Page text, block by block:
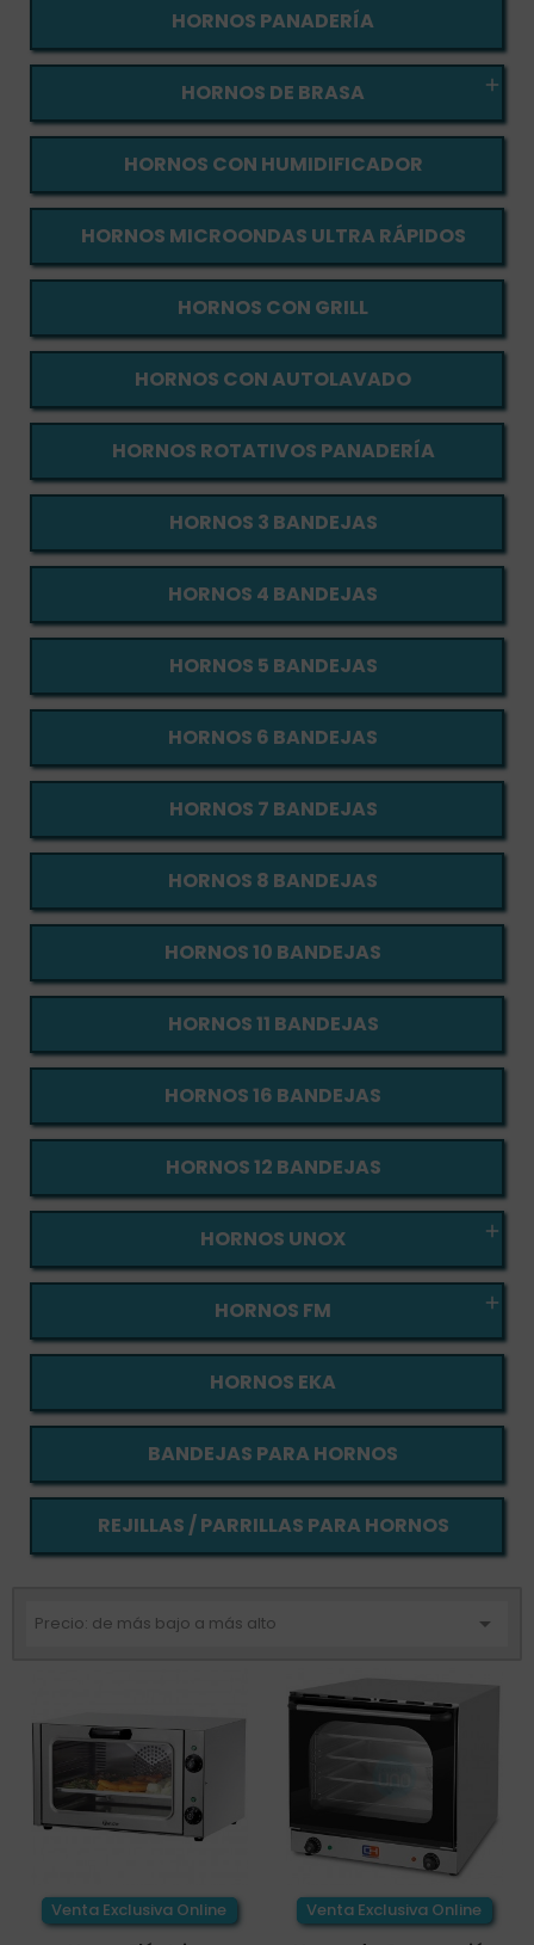
HORNOS PANADERÍA
HORNOS DE BRASA 
HORNOS CON HUMIDIFICADOR
HORNOS MICROONDAS ULTRA RÁPIDOS
HORNOS CON GRILL
HORNOS CON AUTOLAVADO
HORNOS ROTATIVOS PANADERÍA
HORNOS 3 BANDEJAS
HORNOS 4 BANDEJAS
HORNOS 5 BANDEJAS
HORNOS 6 BANDEJAS
HORNOS 7 BANDEJAS
HORNOS 8 BANDEJAS
HORNOS 10 BANDEJAS
HORNOS 11 BANDEJAS
HORNOS 16 BANDEJAS
HORNOS 12 BANDEJAS
HORNOS UNOX 
HORNOS FM 
HORNOS EKA
BANDEJAS PARA HORNOS
REJILLAS / PARRILLAS PARA HORNOS
Precio: de más bajo a más alto 
Venta Exclusiva Online Venta Exclusiva Online